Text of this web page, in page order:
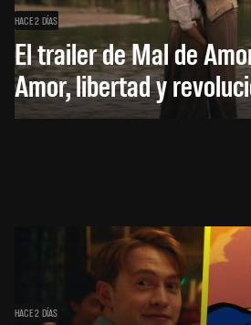
HACE 2 DÍAS
El trailer de Mal de
Amor, libertad y
HACE 2 DÍAS